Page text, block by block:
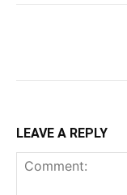
LEAVE A REPLY